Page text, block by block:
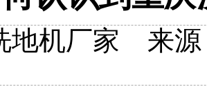
地机厂家 来